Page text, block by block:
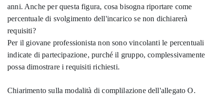
anni. Anche per questa figura, cosa bisogna riportare come
percentuale di svolgimento dell'incarico se non dichiarerà
requisiti?
Per il giovane professionista non sono vincolanti le percentuali
indicate di partecipazione, purché il gruppo, complessivamente
possa dimostrare i requisiti richiesti.
Chiarimento sulla modalità di complilazione dell'allegato O.